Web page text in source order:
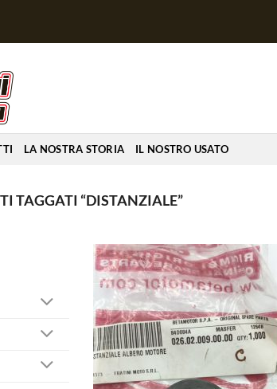
LA NOSTRA STORIA IL NOSTRO USATO
TAGGATI “DISTANZIALE”
Aggiungi
alla lista
dei
desideri